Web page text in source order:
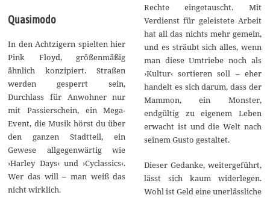
Quasimodo
In den Achtzigern spielten hier
Pink Floyd, größenmäßig
ähnlich konzipiert. Straßen
werden gesperrt sein,
Durchlass für Anwohner nur
mit Passierschein, ein Mega-
Event, die Musik hörst du über
den ganzen Stadtteil, ein
Gewese allgegenwärtig wie
›Harley Days‹ und ›Cyclassics‹.
Wer das will – man weiß das
nicht wirklich.
Rechte eingetauscht. Mit
Verdienst für geleistete Arbeit
hat all das nichts mehr gemein,
und es sträubt sich alles, wenn
man diese Umtriebe noch als
›Kultur‹ sortieren soll – eher
handelt es sich darum, dass der
Mammon, ein Monster,
endgültig zu eigenem Leben
erwacht ist und die Welt nach
seinem Gusto gestaltet.
Dieser Gedanke, weitergeführt,
lässt sich kaum widerlegen.
Wohl ist Geld eine unerlässliche